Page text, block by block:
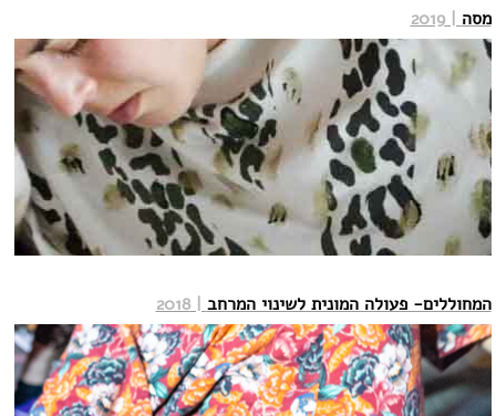
מסה | 2019
המחוללים- פעולה המונית לשינוי המרחב | 2018